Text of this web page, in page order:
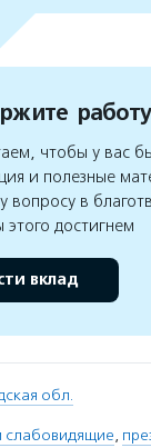
чтобы у вас
и полезные
вопросу в
этого достигнем
вклад
обл.
слабовидящие,